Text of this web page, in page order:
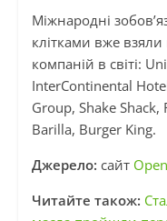
Міжнародні
клітками вже
компаній в світі:
InterContinental
Group, Shake Shack,
Barilla, Burger King.
Джерело: сайт
Читайте також: